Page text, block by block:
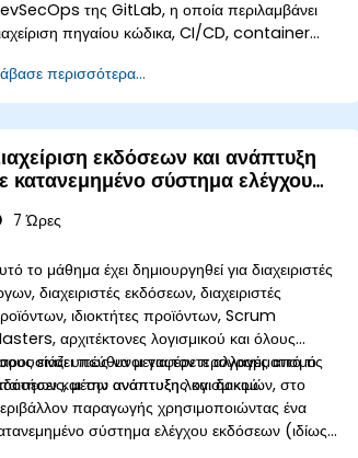
της GitLab, η οποία περιλαμβάνει
πηγαίου κώδικα, CI/CD, container
το πρότυπο αναφοράς για οργανισμούς
επιθυμούν το πλήρες σύνολο λειτουργιών του
χωρίς εξάρτηση από SaaS ή διαρροή
εκτός του δικτύου τους.
περισσότερα...
εκδόσεων και ανάπτυξη
κατανεμημένο σύστημα ελέγχου
7 Ώρες
το μάθημα έχει δημιουργηθεί για διαχειριστές
διαχειριστές εκδόσεων, διαχειριστές
ιδιοκτήτες προϊόντων, Scrum
αρχιτέκτονες λογισμικού και όλους
είναι υπεύθυνοι για τον προγραμματισμό
και την ανάπτυξη λογισμικού.
πώς να μεταφέρετε αλλαγές από τις
μέσω ανάπτυξης και δοκιμών, στο
παραγωγής χρησιμοποιώντας ένα
σύστημα ελέγχου εκδόσεων (ιδίως